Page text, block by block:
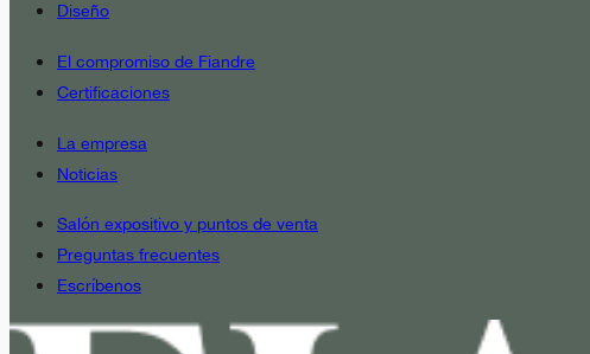
Diseño
El compromiso de Fiandre
Certificaciones
La empresa
Noticias
Salón expositivo y puntos de venta
Preguntas frecuentes
Escríbenos